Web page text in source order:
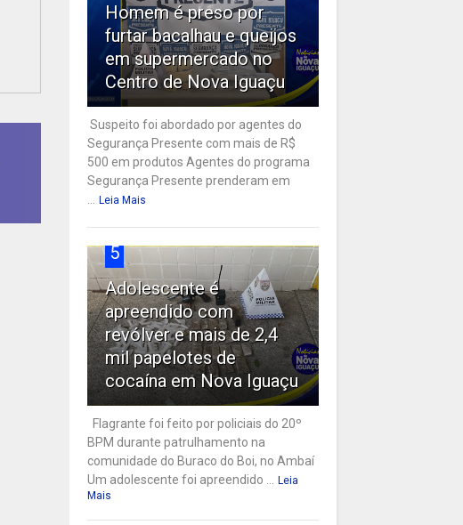
Homem é preso por
furtar bacalhau e queijos
em supermercado no
Centro de Nova Iguaçu
Suspeito foi abordado por agentes do
Segurança Presente com mais de R$
500 em produtos Agentes do programa
Segurança Presente prenderam em
Leia Mais
5
Adolescente é
apreendido com
revólver e mais de 2,4
mil papelotes de
cocaína em Nova Iguaçu
Flagrante foi feito por policiais do 20º
BPM durante patrulhamento na
comunidade do Buraco do Boi, no Ambaí
Um adolescente foi apreendido ...
Leia
Mais